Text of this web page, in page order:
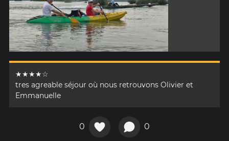
★★★★☆
tres agreable séjour où nous retrouvons Olivier et
Emmanuelle
0 0